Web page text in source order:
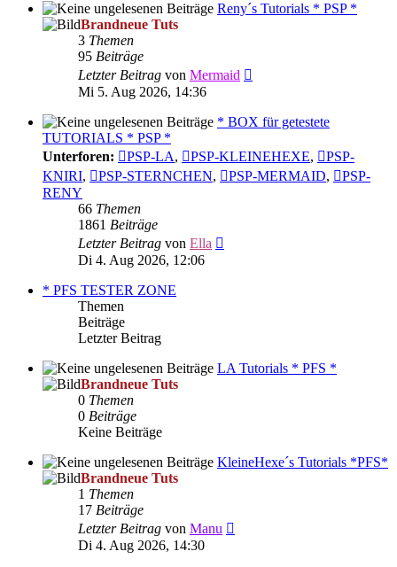
Reny´s Tutorials * PSP *
Brandneue Tuts
3 Themen
95 Beiträge
Letzter Beitrag von Mermaid
Mi 5. Aug 2026, 14:36
* BOX für getestete
TUTORIALS * PSP *
Unterforen:
PSP-LA, PSP-KLEINEHEXE,
PSP-
KNIRI, PSP-STERNCHEN, PSP-MERMAID,
PSP-
RENY
66 Themen
1861 Beiträge
Letzter Beitrag von Ella
Di 4. Aug 2026, 12:06
* PFS TESTER ZONE
Themen
Beiträge
Letzter Beitrag
LA Tutorials * PFS *
Brandneue Tuts
0 Themen
0 Beiträge
Keine Beiträge
KleineHexe´s Tutorials *PFS*
Brandneue Tuts
1 Themen
17 Beiträge
Letzter Beitrag von Manu
Di 4. Aug 2026, 14:30